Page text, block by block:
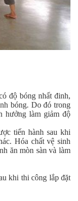
độ bóng nhất đinh,
bóng. Do đó trong
hưởng làm giảm độ
tiến hành sau khi
Hóa chất vệ sinh
ăn mòn sàn và làm
khi thi công lắp đặt